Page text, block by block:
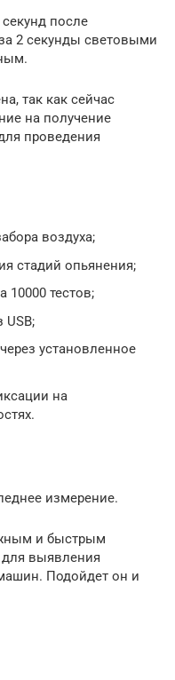
секунд после
2 секунды световыми
так как сейчас
на получение
проведения
воздуха;
стадий опьянения;
10000 тестов;
установленное
на
измерение.
и быстрым
выявления
Подойдет он и